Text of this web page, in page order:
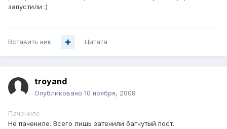
запустили :)
Вставить ник Цитата
troyand
Опубликовано 10 ноября, 2008
Пачениле.
Не пачениле. Всего лишь затенили багнутый пост.